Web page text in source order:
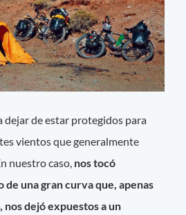
dejar de estar protegidos para
vientos que generalmente
nuestro caso, nos tocó
una gran curva que, apenas
dejó expuestos a un